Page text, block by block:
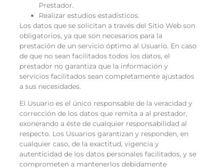
Prestador.
Realizar estudios estadísticos.
Los datos que se solicitan a través del Sitio Web son
obligatorios, ya que son necesarios para la
prestación de un servicio óptimo al Usuario. En caso
de que no sean facilitados todos los datos, el
prestador no garantiza que la información y
servicios facilitados sean completamente ajustados
a sus necesidades.
El Usuario es el único responsable de la veracidad y
corrección de los datos que remita a al prestador,
exonerando a éste de cualquier responsabilidad al
respecto. Los Usuarios garantizan y responden, en
cualquier caso, de la exactitud, vigencia y
autenticidad de los datos personales facilitados, y se
comprometen a mantenerlos debidamente